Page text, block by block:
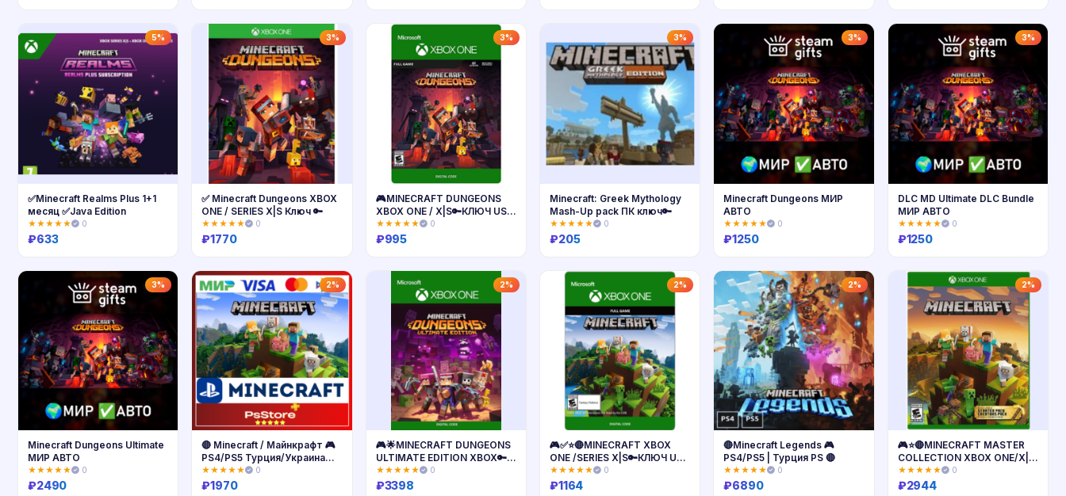
Купить Купить Купить Купить
5%
Купить
✅Minecraft Realms Plus 1+1
месяц ✅Java Edition
★★★★★ 0
₽633
3%
Купить
✅ Minecraft Dungeons XBOX
ONE / SERIES X|S Ключ 🔑
★★★★★ 0
₽1770
3%
🎮MINECRAFT DUNGEONS
XBOX ONE / X|S🔑КЛЮЧ USA
ЛИЦЕНЗИЯ
★★★★★ 0
₽995
3%
Minecraft: Greek Mythology
Mash-Up pack ПК ключ🔑
★★★★★ 0
₽205
3%
Купить
Minecraft Dungeons МИР
АВТО
★★★★★ 0
₽1250
3%
Купить
DLC MD Ultimate DLC Bundle
МИР АВТО
★★★★★ 0
₽1250
3%
Minecraft Dungeons Ultimate
МИР АВТО
★★★★★ 0
₽2490
2%
🔴 Minecraft / Майнкрафт 🎮
PS4/PS5 Турция/Украина
PS🔴
★★★★★ 0
₽1970
2%
🎮🌟MINECRAFT DUNGEONS
ULTIMATE EDITION XBOX🔑
КЛЮЧ🔥🌟
★★★★★ 0
₽3398
2%
🎮✅⭐️🔴MINECRAFT XBOX
ONE /SERIES X|S🔑КЛЮЧ USA
ЛИЦЕНЗИЯ
★★★★★ 0
₽1164
2%
🔴Minecraft Legends 🎮
PS4/PS5 | Турция PS 🔴
★★★★★ 0
₽6890
2%
🎮⭐️🔴MINECRAFT MASTER
COLLECTION XBOX ONE/X|S
🔑КЛЮЧ🔥
★★★★★ 0
₽2944